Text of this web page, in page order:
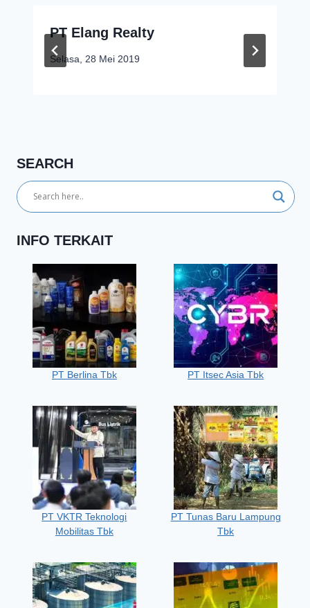
PT Elang Realty
Selasa, 28 Mei 2019
SEARCH
INFO TERKAIT
PT Berlina Tbk PT Itsec Asia Tbk
PT VKTR Teknologi
Mobilitas Tbk
PT Tunas Baru Lampung
Tbk